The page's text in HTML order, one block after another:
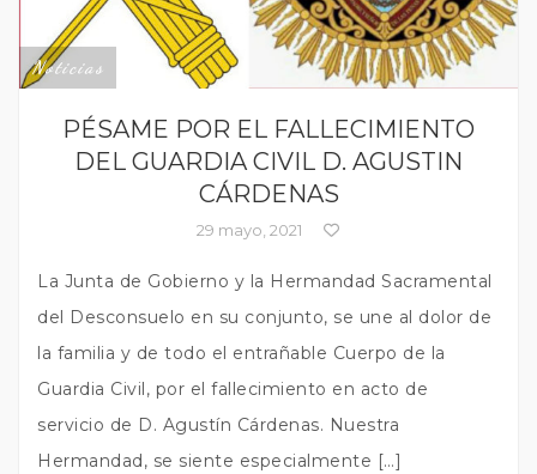
Noticias
PÉSAME POR EL FALLECIMIENTO
DEL GUARDIA CIVIL D. AGUSTIN
CÁRDENAS
29 mayo, 2021
La Junta de Gobierno y la Hermandad Sacramental
del Desconsuelo en su conjunto, se une al dolor de
la familia y de todo el entrañable Cuerpo de la
Guardia Civil, por el fallecimiento en acto de
servicio de D. Agustín Cárdenas. Nuestra
Hermandad, se siente especialmente […]